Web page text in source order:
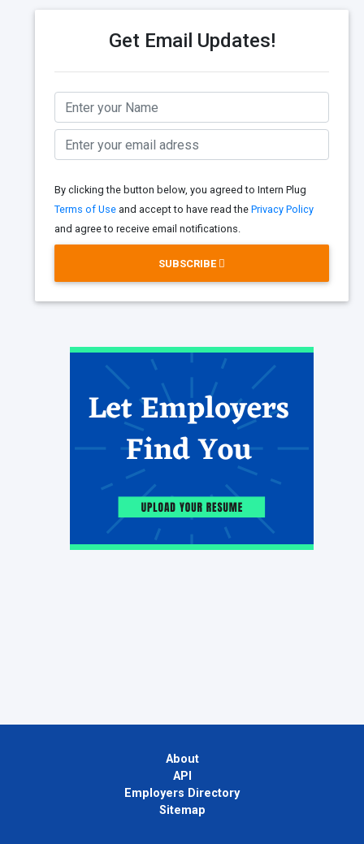
Get Email Updates!
By clicking the button below, you agreed to Intern Plug
Terms of Use and accept to have read the Privacy Policy
and agree to receive email notifications.
SUBSCRIBE
About
API
Employers Directory
Sitemap